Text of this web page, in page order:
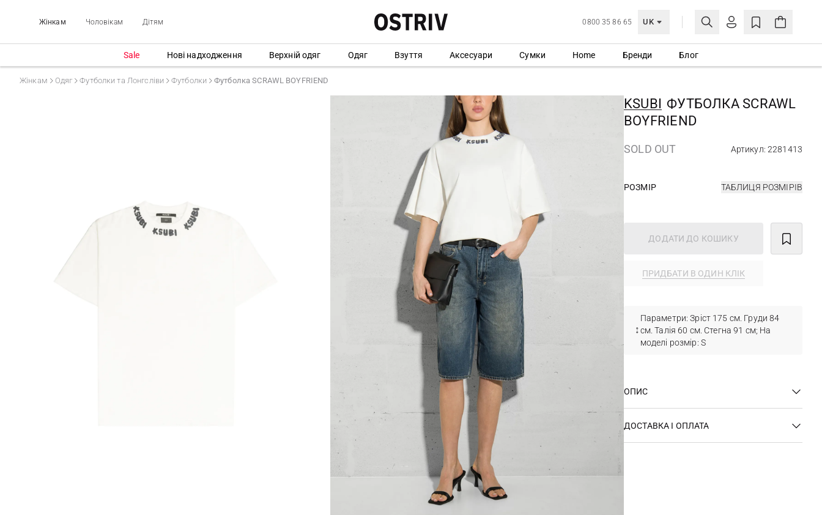
Жінкам Чоловікам Дітям 0800 35 86 65 UK
МОЯ ОБЛІКІВКА
Ще не зареєстровані?
СТВОРИТИ ОБЛІКІВКУ
Sale Нові надходження Верхній одяг Одяг Взуття Аксесуари Сумки Home Бренди Блог
Жінкам Одяг Футболки та Лонгсліви Футболки Футболка SCRAWL BOYFRIEND
KSUBI ФУТБОЛКА SCRAWL
BOYFRIEND
SOLD OUT Артикул: 2281413
РОЗМІР ТАБЛИЦЯ РОЗМІРІВ
ДОДАТИ ДО КОШИКУ
ПРИДБАТИ В ОДИН КЛІК
Параметри: Зріст 175 см. Груди 84
см. Талія 60 см. Стегна 91 см; На
моделі розмір: S
ОПИС
ДОСТАВКА І ОПЛАТА